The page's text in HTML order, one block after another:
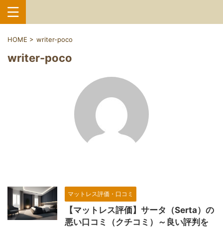
HOME > writer-poco
writer-poco
マットレス評価・口コミ
【マットレス評価】サータ（Serta）の
悪い口コミ（クチコミ）～良い評判を